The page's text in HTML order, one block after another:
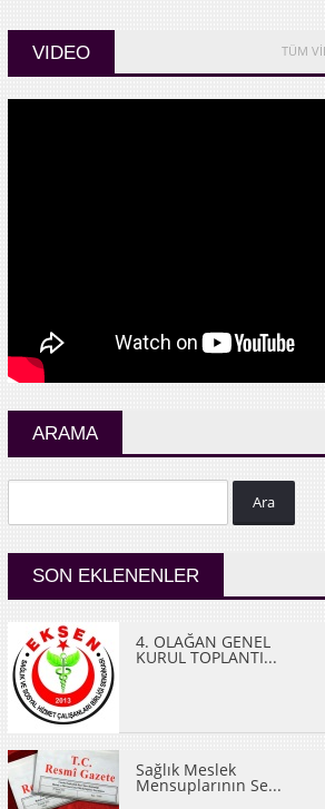
VIDEO TÜM
ARAMA
Ara
SON EKLENENLER
4. OLAĞAN GENEL
KURUL TOPLANTI...
Sağlık Meslek
Mensuplarının Se...